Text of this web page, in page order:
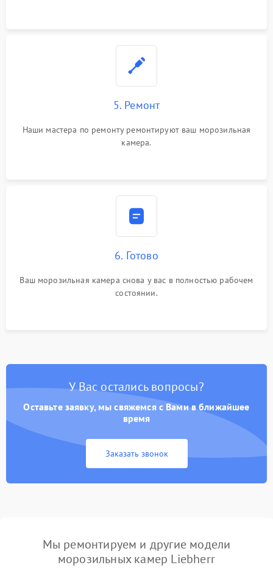
5. Ремонт
Наши мастера по ремонту ремонтируют ваш морозильная
камера.
6. Готово
Ваш морозильная камера снова у вас в полностью рабочем
состоянии.
У Вас остались вопросы?
Оставьте заявку, мы свяжемся с Вами в ближайшее
время
Заказать звонок
Мы ремонтируем и другие модели
морозильных камер Liebherr